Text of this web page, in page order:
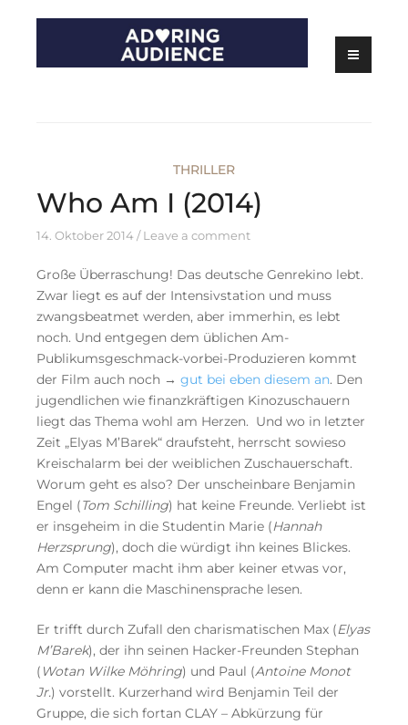
content
THRILLER
Who Am I (2014)
14. Oktober 2014 Leave a comment
Große Überraschung! Das deutsche Genrekino lebt.
Zwar liegt es auf der Intensivstation und muss
zwangsbeatmet werden, aber immerhin, es lebt
noch. Und entgegen dem üblichen Am-
Publikumsgeschmack-vorbei-Produzieren kommt
der Film auch noch → gut bei eben diesem an. Den
jugendlichen wie finanzkräftigen Kinozuschauern
liegt das Thema wohl am Herzen. Und wo in letzter
Zeit „Elyas M’Barek“ draufsteht, herrscht sowieso
Kreischalarm bei der weiblichen Zuschauerschaft.
Worum geht es also? Der unscheinbare Benjamin
Engel (Tom Schilling) hat keine Freunde. Verliebt ist
er insgeheim in die Studentin Marie (Hannah
Herzsprung), doch die würdigt ihn keines Blickes.
Am Computer macht ihm aber keiner etwas vor,
denn er kann die Maschinensprache lesen.
Er trifft durch Zufall den charismatischen Max (Elyas
M’Barek), der ihn seinen Hacker-Freunden Stephan
( Wotan Wilke Möhring) und Paul (Antoine Monot
Jr.) vorstellt. Kurzerhand wird Benjamin Teil der
Gruppe, die sich fortan CLAY – Abkürzung für